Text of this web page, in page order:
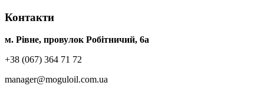
Контакти
м. Рівне, провулок Робітничий, 6а
+38 (067) 364 71 72
manager@moguloil.com.ua